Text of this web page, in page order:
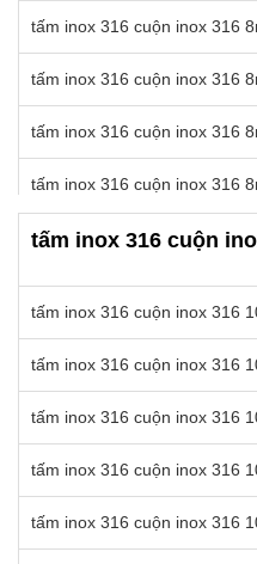
tấm inox 316 cuộn inox 316
tấm inox 316 cuộn inox 316
tấm inox 316 cuộn inox 316
tấm inox 316 cuộn inox 316
tấm inox 316 cuộn inox 316
tấm inox 316 cuộn inox 316
tấm inox 316 cuộn inox 316
tấm inox 316 cuộn inox 316
tấm inox 316 cuộn inox 316
tấm inox 316 cuộn inox 316
tấm inox 316 cuộn
tấm inox 316 cuộn inox 316
tấm inox 316 cuộn inox 316
tấm inox 316 cuộn inox 316
tấm inox 316 cuộn inox 316
tấm inox 316 cuộn inox 316